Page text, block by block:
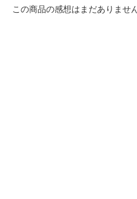
この商品の感想はまだありません